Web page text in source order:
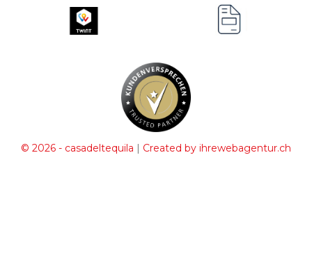
© 2026 - casadeltequila | Created by ihrewebagentur.ch